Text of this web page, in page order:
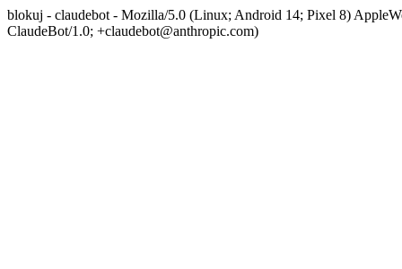
blokuj - claudebot - Mozilla/5.0 (Linux; Android 14; Pixel 8)
ClaudeBot/1.0; +claudebot@anthropic.com)